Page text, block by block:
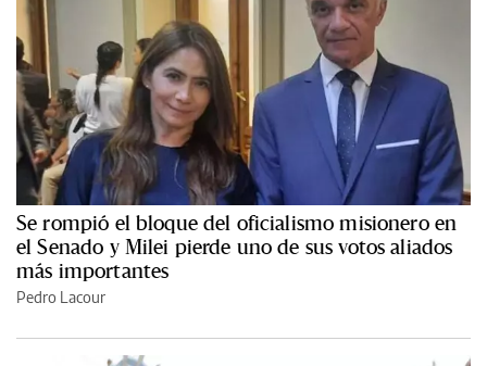
Se rompió el bloque del oficialismo misionero en
el Senado y Milei pierde uno de sus votos aliados
más importantes
Pedro Lacour